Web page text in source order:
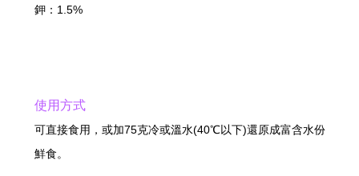
鉀：1.5%
使用方式
可直接食用，或加75克冷或溫水(40℃以下)還原成富含水份
鮮食。